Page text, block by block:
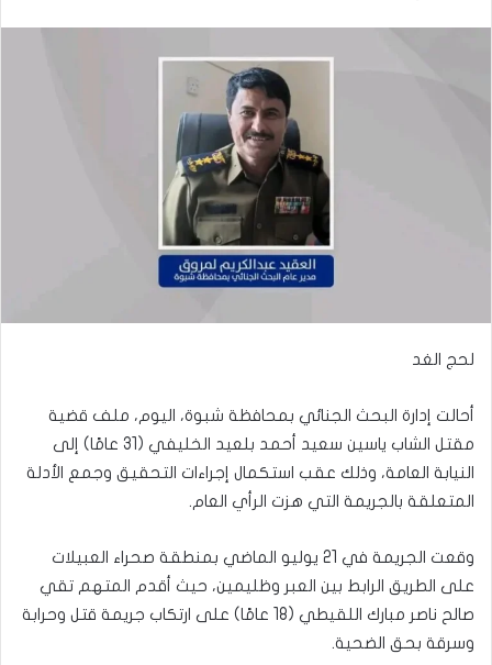
لحج الغد
أحالت إدارة البحث الجنائي بمحافظة شبوة، اليوم، ملف قضية
مقتل الشاب ياسين سعيد أحمد بلعيد الخليفي (31 عامًا) إلى
النيابة العامة، وذلك عقب استكمال إجراءات التحقيق وجمع الأدلة
المتعلقة بالجريمة التي هزت الرأي العام.
وقعت الجريمة في 21 يوليو الماضي بمنطقة صحراء العبيلات
على الطريق الرابط بين العبر وظليمين، حيث أقدم المتهم تقي
صالح ناصر مبارك اللقيطي (18 عامًا) على ارتكاب جريمة قتل وحرابة
وسرقة بحق الضحية.